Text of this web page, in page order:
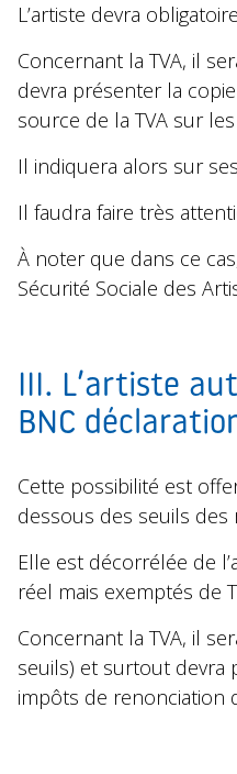
L’artiste devra
Concernant la TVA, il
devra présenter la
source de la TVA sur
Il indiquera alors sur
Il faudra faire très
À noter que dans ce
Sécurité Sociale des
III. L’artiste
BNC
Cette possibilité est
dessous des seuils
Elle est décorrélée de
réel mais exemptés de
Concernant la TVA, il
seuils) et surtout devra
impôts de renonciation